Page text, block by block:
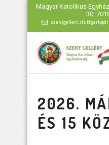
Magyar Katolikus
30,
2026.
ÉS 15